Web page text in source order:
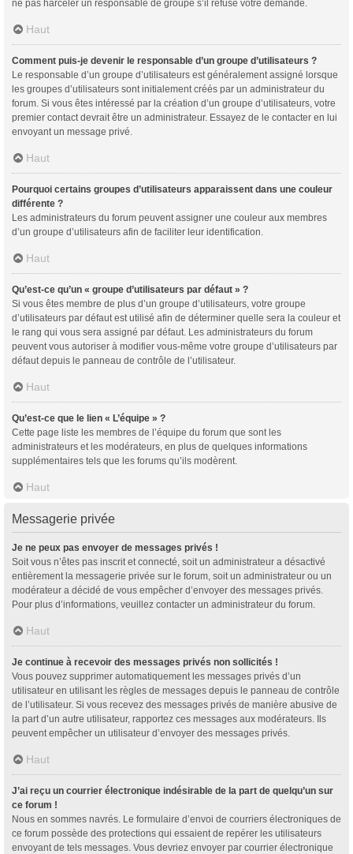
ne pas harceler un responsable de groupe s’il refuse votre demande.
Haut
Comment puis-je devenir le responsable d’un groupe d’utilisateurs ?
Le responsable d’un groupe d’utilisateurs est généralement assigné lorsque
les groupes d’utilisateurs sont initialement créés par un administrateur du
forum. Si vous êtes intéressé par la création d’un groupe d’utilisateurs, votre
premier contact devrait être un administrateur. Essayez de le contacter en lui
envoyant un message privé.
Haut
Pourquoi certains groupes d’utilisateurs apparaissent dans une couleur
différente ?
Les administrateurs du forum peuvent assigner une couleur aux membres
d’un groupe d’utilisateurs afin de faciliter leur identification.
Haut
Qu’est-ce qu’un « groupe d’utilisateurs par défaut » ?
Si vous êtes membre de plus d’un groupe d’utilisateurs, votre groupe
d’utilisateurs par défaut est utilisé afin de déterminer quelle sera la couleur et
le rang qui vous sera assigné par défaut. Les administrateurs du forum
peuvent vous autoriser à modifier vous-même votre groupe d’utilisateurs par
défaut depuis le panneau de contrôle de l’utilisateur.
Haut
Qu’est-ce que le lien « L’équipe » ?
Cette page liste les membres de l’équipe du forum que sont les
administrateurs et les modérateurs, en plus de quelques informations
supplémentaires tels que les forums qu’ils modèrent.
Haut
Messagerie privée
Je ne peux pas envoyer de messages privés !
Soit vous n’êtes pas inscrit et connecté, soit un administrateur a désactivé
entièrement la messagerie privée sur le forum, soit un administrateur ou un
modérateur a décidé de vous empêcher d’envoyer des messages privés.
Pour plus d’informations, veuillez contacter un administrateur du forum.
Haut
Je continue à recevoir des messages privés non sollicités !
Vous pouvez supprimer automatiquement les messages privés d’un
utilisateur en utilisant les règles de messages depuis le panneau de contrôle
de l’utilisateur. Si vous recevez des messages privés de manière abusive de
la part d’un autre utilisateur, rapportez ces messages aux modérateurs. Ils
peuvent empêcher un utilisateur d’envoyer des messages privés.
Haut
J’ai reçu un courrier électronique indésirable de la part de quelqu’un sur
ce forum !
Nous en sommes navrés. Le formulaire d’envoi de courriers électroniques de
ce forum possède des protections qui essaient de repérer les utilisateurs
envoyant de tels messages. Vous devriez envoyer par courrier électronique